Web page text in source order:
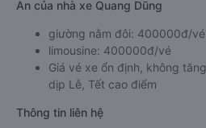
An của nhà xe Quang Dũng
giường nằm đôi: 400000đ/vé
limousine: 400000đ/vé
Giá vé xe ổn định, không
dịp Lễ, Tết cao điểm
Thông tin liên hệ